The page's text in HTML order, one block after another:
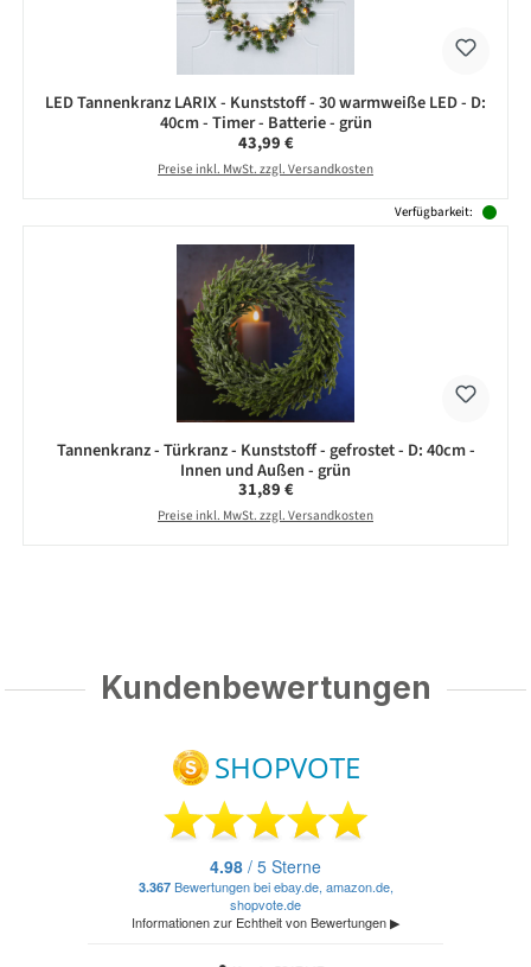
LED Tannenkranz LARIX - Kunststoff - 30 warmweiße LED - D:
40cm - Timer - Batterie - grün
Regulärer Preis:
43,99 €
Preise inkl. MwSt. zzgl. Versandkosten
Verfügbarkeit:
Tannenkranz - Türkranz - Kunststoff - gefrostet - D: 40cm -
Innen und Außen - grün
Regulärer Preis:
31,89 €
Preise inkl. MwSt. zzgl. Versandkosten
Kundenbewertungen